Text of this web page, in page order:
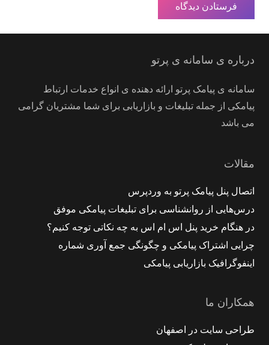
فرستادن دیدگاه
درباره ی سامانه ی پرتو
سامانه ی پیامک پرتو ارائه دهنده ی انواع خدمات ارتباط
پیامکی از جمله تبلیغات و بازاریابی برای شما مشتریان گرامی
می باشد
مقالات
اتصال پنل پیامک پرتو به وردپرس
درس‌هایی از روانشناسی برای تبلیغات پیامکی موفق
در هنگام خرید پنل اس ام اس به چه نکاتی توجه کنیم؟
چرایی اشتراک پیامکی و چگونگی جمع‌ آوری شماره
اینفوگرافیک بازاریابی پیامکی
همکاران ما
طراحی سایت در اصفهان